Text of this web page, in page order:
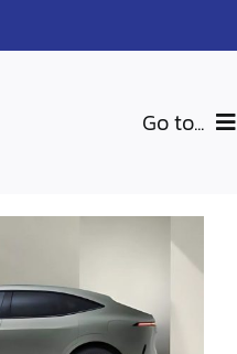
Go to...